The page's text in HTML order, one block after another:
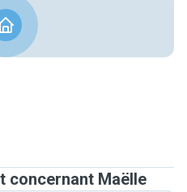
concernant Maëlle